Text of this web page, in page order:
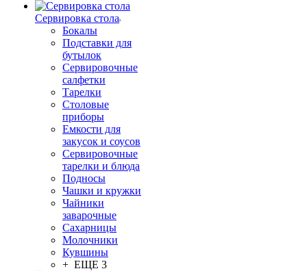
Сервировка стола
Бокалы
Подставки для
бутылок
Сервировочные
салфетки
Тарелки
Столовые
приборы
Емкости для
закусок и соусов
Сервировочные
тарелки и блюда
Подносы
Чашки и кружки
Чайники
заварочные
Сахарницы
Молочники
Кувшины
+ ЕЩЕ 3